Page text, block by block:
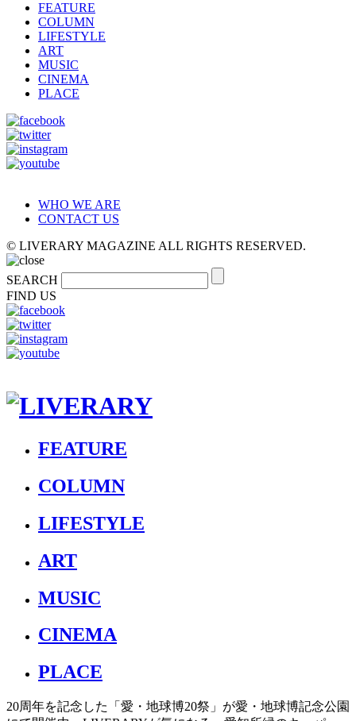
FEATURE
COLUMN
LIFESTYLE
ART
MUSIC
CINEMA
PLACE
WHO WE ARE
CONTACT US
© LIVERARY MAGAZINE ALL RIGHTS RESERVED.
SEARCH
FIND US
FEATURE
COLUMN
LIFESTYLE
ART
MUSIC
CINEMA
PLACE
20周年を記念した「愛・地球博20祭」が愛・地球博記念公園